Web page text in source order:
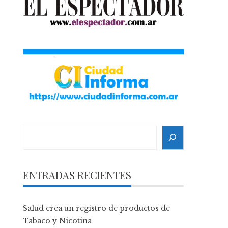
ENTRADAS RECIENTES
Salud crea un registro de productos de
Tabaco y Nicotina